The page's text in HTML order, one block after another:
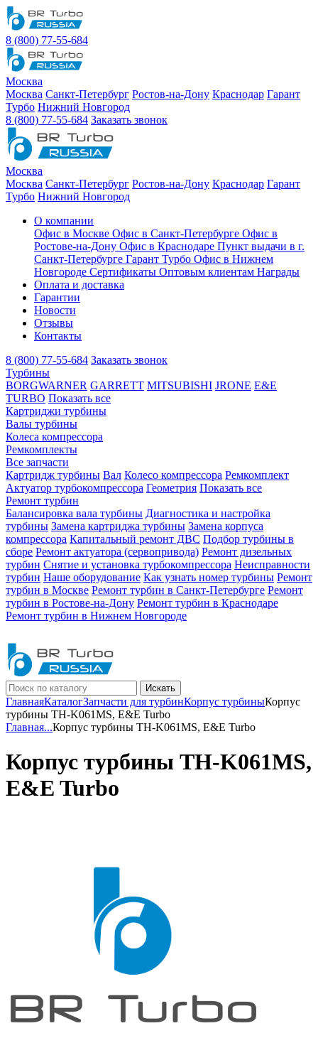
8 (800) 77-55-684
Москва
Москва Санкт-Петербург Ростов-на-Дону Краснодар Гарант
Турбо Нижний Новгород
8 (800) 77-55-684 Заказать звонок
Москва
Москва Санкт-Петербург Ростов-на-Дону Краснодар Гарант
Турбо Нижний Новгород
О компании
Офис в Москве Офис в Санкт-Петербурге Офис в
Ростове-на-Дону Офис в Краснодаре Пункт выдачи в г.
Санкт-Петербурге Гарант Турбо Офис в Нижнем
Новгороде Сертификаты Оптовым клиентам Награды
Оплата и доставка
Гарантии
Новости
Отзывы
Контакты
8 (800) 77-55-684 Заказать звонок
Турбины
BORGWARNER GARRETT MITSUBISHI JRONE E&E
TURBO Показать все
Картриджи турбины
Валы турбины
Колеса компрессора
Ремкомплекты
Все запчасти
Картридж турбины Вал Колесо компрессора Ремкомплект
Актуатор турбокомпрессора Геометрия Показать все
Ремонт турбин
Балансировка вала турбины Диагностика и настройка
турбины Замена картриджа турбины Замена корпуса
компрессора Капитальный ремонт ДВС Подбор турбины в
сборе Ремонт актуатора (сервопривода) Ремонт дизельных
турбин Снятие и установка турбокомпрессора Неисправности
турбин Наше оборудование Как узнать номер турбины Ремонт
турбин в Москве Ремонт турбин в Санкт-Петербурге Ремонт
турбин в Ростове-на-Дону Ремонт турбин в Краснодаре
Ремонт турбин в Нижнем Новгороде
Искать
ГлавнаяКаталогЗапчасти для турбинКорпус турбиныКорпус
турбины TH-K061MS, E&E Turbo
Главная...Корпус турбины TH-K061MS, E&E Turbo
Корпус турбины TH-K061MS,
E&E Turbo